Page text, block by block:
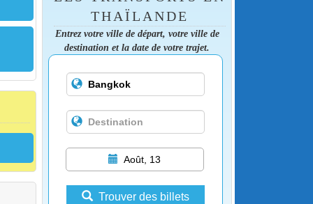
THAÏLANDE
Entrez votre ville de départ, votre ville de
destination et la date de votre trajet.
Août, 13
Trouver des billets